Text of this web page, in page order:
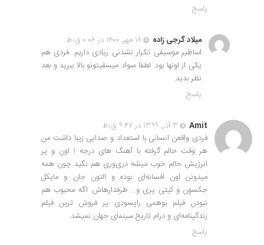
پاسخ
میلاد گرجی زاده
۱۸ مهر, ۱۴۰۰ در ۰:۰۶ ق٫ظ
اساطیر موسیقی تکرار نشدنی زیادی داریم. فردی هم
یکی از اونها بود. لطفا سواد میسقیتونو بالا ببرید و بعد
نظر بدید.
پاسخ
Amit
۳ آذر, ۱۳۹۹ در ۹:۴۷ ق٫ظ
فردی واقعن انسانی با استعداد و صدایی زیبا داشت من
هر وقت حالم گرفته با آهنگ های درجه ۱ اون و پر
انرژیش حالم خوب میشه دری‌وری هم نگید چون همه
میدونن اون افسانه‌ای بوده و التون جان و مایکل
جکسون و کیتی پری و… طرفدارهاش. اگه محبوب هم
نبودن فیلم بوهمی راپسودی پر فروش ترین فیلم
زندگینامه‌ای و درام تاریخ سینمای جهان نمیشد.
پاسخ